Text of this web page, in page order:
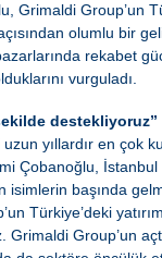
Grimaldi Group’un
olumlu bir
rekabet
vurguladı.
destekliyoruz”
yıllardır en çok
Çobanoğlu,
isimlerin başında
Türkiye’deki
Grimaldi Group’un